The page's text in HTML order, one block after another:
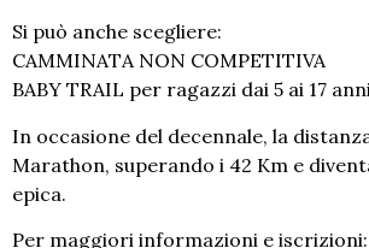
Si può anche scegliere:
CAMMINATA NON COMPETITIVA
BABY TRAIL per ragazzi dai 5 ai 17
In occasione del decennale, la
Marathon, superando i 42 Km e
epica.
Per maggiori informazioni e iscrizioni: